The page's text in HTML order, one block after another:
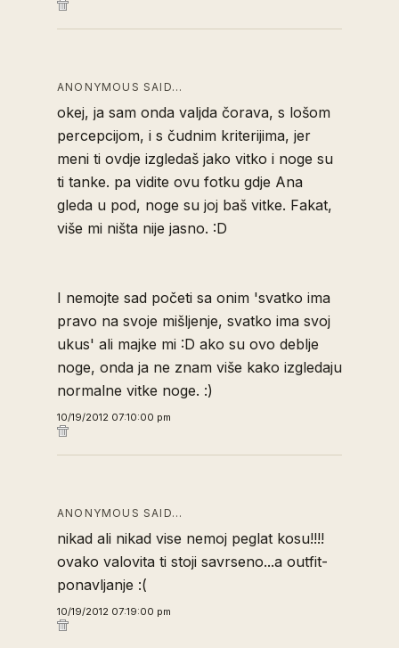
ANONYMOUS SAID…
okej, ja sam onda valjda čorava, s lošom
percepcijom, i s čudnim kriterijima, jer
meni ti ovdje izgledaš jako vitko i noge su
ti tanke. pa vidite ovu fotku gdje Ana
gleda u pod, noge su joj baš vitke. Fakat,
više mi ništa nije jasno. :D
I nemojte sad početi sa onim 'svatko ima
pravo na svoje mišljenje, svatko ima svoj
ukus' ali majke mi :D ako su ovo deblje
noge, onda ja ne znam više kako izgledaju
normalne vitke noge. :)
10/19/2012 07:10:00 pm
ANONYMOUS SAID…
nikad ali nikad vise nemoj peglat kosu!!!!
ovako valovita ti stoji savrseno...a outfit-
ponavljanje :(
10/19/2012 07:19:00 pm